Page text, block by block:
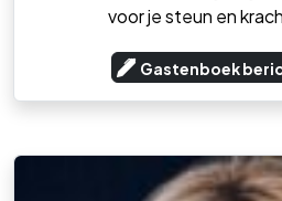
voor je steun en
Gastenboek